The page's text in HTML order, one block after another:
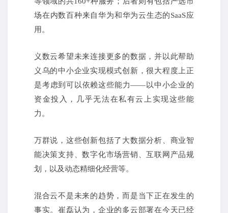
场在内数百种来自华为和华为云生态的SaaS应
用。
义数云希望未来连接更多的数据，并以此帮助
义乌的中小企业实现模式创新，很大程度上正
是考虑到可以依赖这些能力——以中小企业的
资金投入，几乎无法在私有云上实现这些能
力。
万群说，这些创新包括了大数据分析、商业智
能决策支持、数字化市场营销、互联网产品规
划，以及动态精细化经营等。
混合云不是未来的趋势，而是当下正在发生的
事实。崔磊认为，企业的多云部署在今天已经